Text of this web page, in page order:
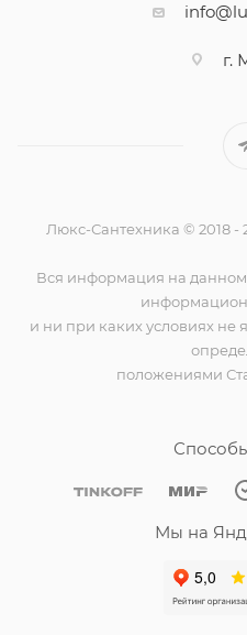
г.
Люкс-Сантехника © 2018
Вся информация на данном
и ни при каких условиях не
положениями
Мы на